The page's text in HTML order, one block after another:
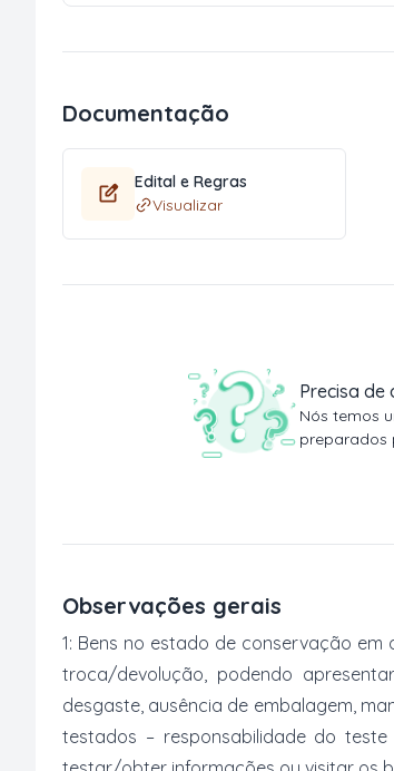
Documentação
Edital e Regras
Visualizar
Precisa de
Nós temos
preparados
Observações gerais
1: Bens no estado de conservação
troca/devolução, podendo
desgaste, ausência de embalagem,
testados – responsabilidade do